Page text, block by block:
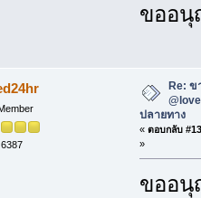
ขออนุ
Re:
ปลายทาง
« ตอบกลับ
»
ขออนุ